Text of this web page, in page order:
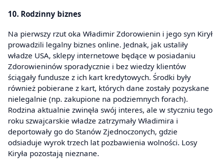
10. Rodzinny biznes
Na pierwszy rzut oka Władimir Zdorowienin i jego syn Kirył
prowadzili legalny biznes online. Jednak, jak ustaliły
władze USA, sklepy internetowe będące w posiadaniu
Zdorowieninów sporadycznie i bez wiedzy klientów
ściągały fundusze z ich kart kredytowych. Środki były
również pobierane z kart, których dane zostały pozyskane
nielegalnie (np. zakupione na podziemnych forach).
Rodzina aktualnie zwinęła swój interes, ale w styczniu tego
roku szwajcarskie władze zatrzymały Władimira i
deportowały go do Stanów Zjednoczonych, gdzie
odsiaduje wyrok trzech lat pozbawienia wolności. Losy
Kiryła pozostają nieznane.